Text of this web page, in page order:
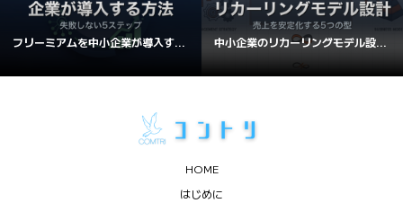
フリーミアムを中小企業が導入す... 中小企業のリカーリングモデル設...
HOME
はじめに